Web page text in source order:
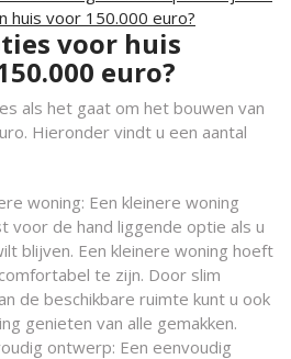
huis voor 150.000 euro?
voor huis
euro?
als het gaat om het bouwen van
Hieronder vindt u een aantal
woning: Een kleinere woning
voor de hand liggende optie als u
blijven. Een kleinere woning hoeft
te zijn. Door slim
de beschikbare ruimte kunt u ook
genieten van alle gemakken.
ontwerp: Een eenvoudig